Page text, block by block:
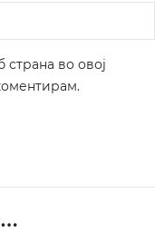
страна во овој